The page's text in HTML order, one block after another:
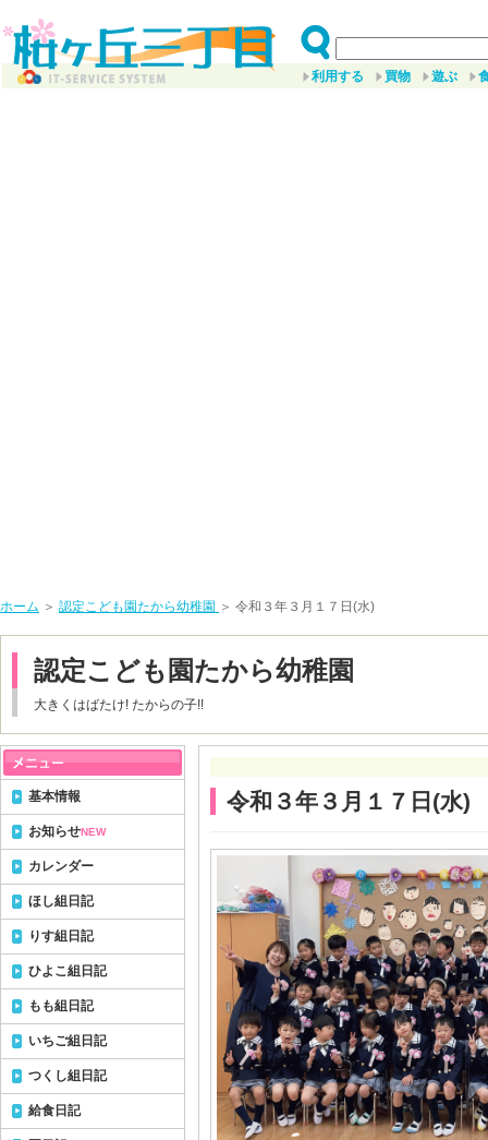
利用する 買物 遊ぶ
ホーム ＞ 認定こども園たから幼稚園 ＞ 令和３年３月１７日(水)
認定こども園たから幼稚園
大きくはばたけ! たからの子!!
令和３年３月１７日(水)
基本情報
お知らせNEW
カレンダー
ほし組日記
りす組日記
ひよこ組日記
もも組日記
いちご組日記
つくし組日記
給食日記